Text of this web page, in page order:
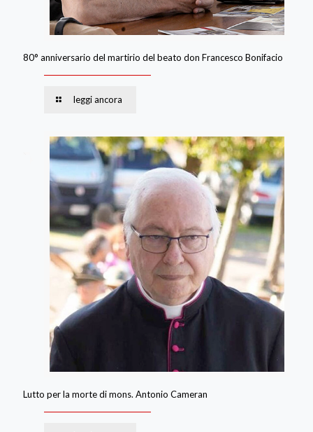
80° anniversario del martirio del beato don Francesco Bonifacio
leggi ancora
Lutto per la morte di mons. Antonio Cameran